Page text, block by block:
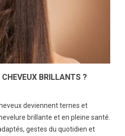
BRILLANTS ?
deviennent ternes et
brillante et en pleine santé.
gestes du quotidien et